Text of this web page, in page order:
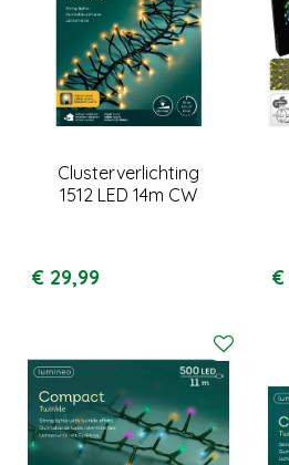
Clusterverlichting
1512 LED 14m CW
€ 29,99 €